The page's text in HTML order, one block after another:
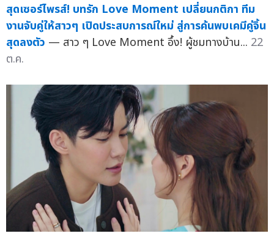
สุดเซอร์ไพรส์! บทรัก Love Moment เปลี่ยนกติกา ทีม
งานจับคู่ให้สาวๆ เปิดประสบการณ์ใหม่ สู่การค้นพบเคมีคู่จิ้น
สุดลงตัว — สาว ๆ Love Moment อึ้ง! ผู้ชมทางบ้าน... 22
ต.ค.